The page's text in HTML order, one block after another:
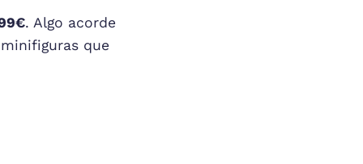
. Algo acorde
que